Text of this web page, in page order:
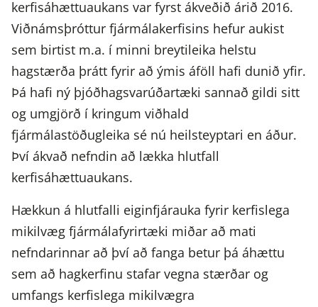
kerfisáhættuaukans var fyrst ákveðið árið 2016.
Viðnámsþróttur fjármálakerfisins hefur aukist
sem birtist m.a. í minni breytileika helstu
hagstærða þrátt fyrir að ýmis áföll hafi dunið yfir.
Þá hafi ný þjóðhagsvarúðartæki sannað gildi sitt
og umgjörð í kringum viðhald
fjármálastöðugleika sé nú heilsteyptari en áður.
Því ákvað nefndin að lækka hlutfall
kerfisáhættuaukans.
Hækkun á hlutfalli eiginfjárauka fyrir kerfislega
mikilvæg fjármálafyrirtæki miðar að mati
nefndarinnar að því að fanga betur þá áhættu
sem að hagkerfinu stafar vegna stærðar og
umfangs kerfislega mikilvægra